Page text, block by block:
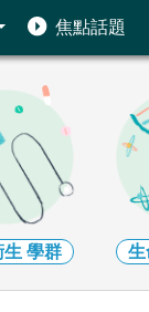
焦點話題
生 學群 生